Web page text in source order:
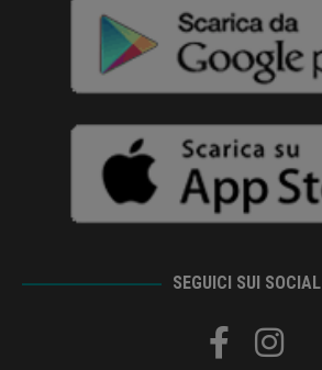
SEGUICI SUI SOCIAL